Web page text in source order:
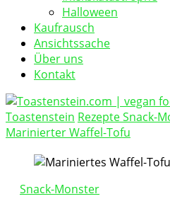
Halloween
Kaufrausch
Ansichtssache
Über uns
Kontakt
vegan food blog
Toastenstein RezepteSnack-
Marinierter Waffel-Tofu
Snack-Monster